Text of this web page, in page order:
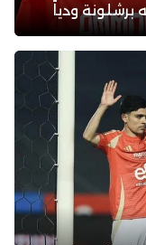
برشلونة ودياً